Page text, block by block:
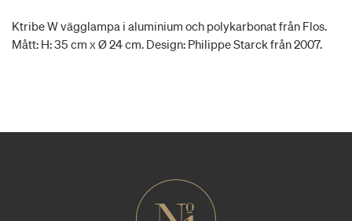
Ktribe W vägglampa i aluminium och polykarbonat från Flos.
Mått: H: 35 cm x Ø 24 cm. Design: Philippe Starck från 2007.